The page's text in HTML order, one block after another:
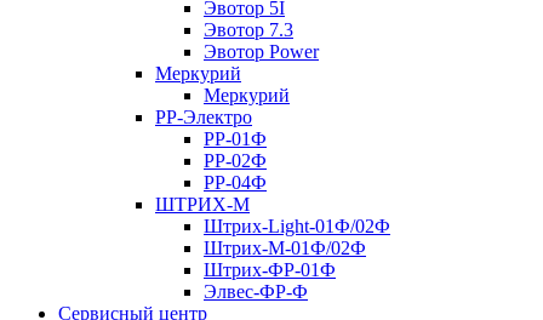
Эвотор 5I
Эвотор 7.3
Эвотор Power
Меркурий
Меркурий
РР-Электро
РР-01Ф
РР-02Ф
РР-04Ф
ШТРИХ-М
Штрих-Light-01Ф/02Ф
Штрих-М-01Ф/02Ф
Штрих-ФР-01Ф
Элвес-ФР-Ф
Сервисный центр